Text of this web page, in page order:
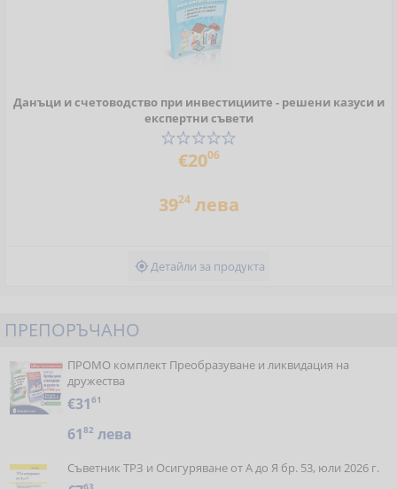
Данъци и счетоводство при инвестициите - решени казуси и
експертни съвети
€2006
3924лева
Детайли за продукта
ПРЕПОРЪЧАНО
ПРОМО комплект Преобразуване и ликвидация на
дружества
€3161
6182 лева
Съветник ТРЗ и Осигуряване от А до Я бр. 53, юли 2026 г.